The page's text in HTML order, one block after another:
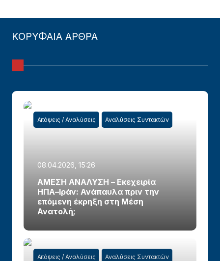
ΚΟΡΥΦΑΙΑ ΑΡΘΡΑ
Απόψεις / Αναλύσεις Αναλύσεις Συντακτών
08.04.2026, 15:26
ΑΜΕΣΗ ΑΝΑΛΥΣΗ – Εκεχειρία
ΗΠΑ–Ιράν: Ανάπαυλα πριν την
επόμενη έκρηξη στη Μέση
Ανατολή;
Απόψεις / Αναλύσεις Αναλύσεις Συντακτών